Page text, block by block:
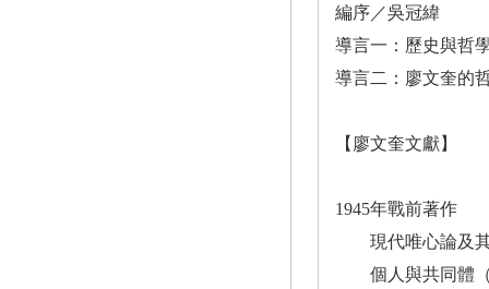
編序／吳冠緯
導言一：歷史與哲
導言二：廖文奎的
【廖文奎文獻】
1945年戰前著作
現代唯心論及其
個人與共同體（